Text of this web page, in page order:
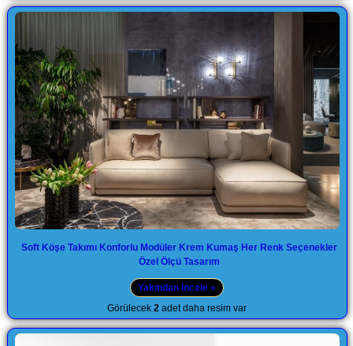
Soft Köşe Takımı Konforlu Modüler Krem Kumaş Her Renk Seçenekler
Özel Ölçü Tasarım
Yakından İncele »
Görülecek2 adet daha resim var